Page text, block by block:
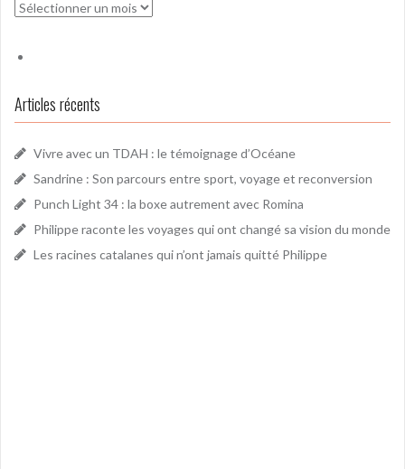
Archives
Articles récents
Vivre avec un TDAH : le témoignage d’Océane
Sandrine : Son parcours entre sport, voyage et reconversion
Punch Light 34 : la boxe autrement avec Romina
Philippe raconte les voyages qui ont changé sa vision du monde
Les racines catalanes qui n’ont jamais quitté Philippe